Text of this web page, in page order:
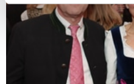
bestimmten
Erfahren Sie mehr
verarbeitet werden, und
Abschnitt Einzelheiten